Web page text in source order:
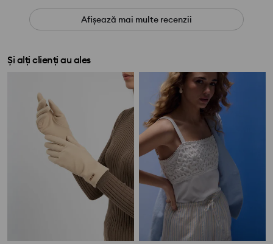
Afișează mai multe recenzii
Și alți clienți au ales